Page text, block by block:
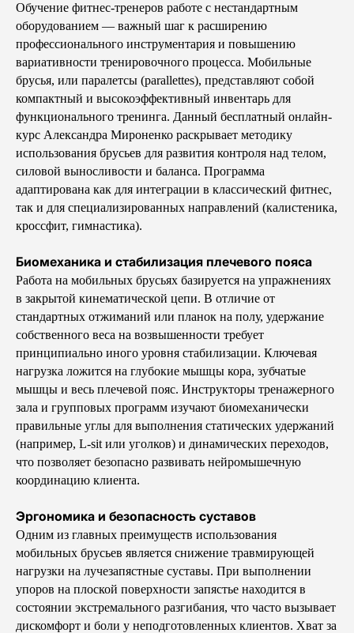
Обучение фитнес-тренеров работе с нестандартным
оборудованием — важный шаг к расширению
профессионального инструментария и повышению
вариативности тренировочного процесса. Мобильные
брусья, или паралетсы (parallettes), представляют собой
компактный и высокоэффективный инвентарь для
функционального тренинга. Данный бесплатный онлайн-
курс Александра Мироненко раскрывает методику
использования брусьев для развития контроля над телом,
силовой выносливости и баланса. Программа
адаптирована как для интеграции в классический фитнес,
так и для специализированных направлений (калистеника,
кроссфит, гимнастика).
Биомеханика и стабилизация плечевого пояса
Работа на мобильных брусьях базируется на упражнениях
в закрытой кинематической цепи. В отличие от
стандартных отжиманий или планок на полу, удержание
собственного веса на возвышенности требует
принципиально иного уровня стабилизации. Ключевая
нагрузка ложится на глубокие мышцы кора, зубчатые
мышцы и весь плечевой пояс. Инструкторы тренажерного
зала и групповых программ изучают биомеханически
правильные углы для выполнения статических удержаний
(например, L-sit или уголков) и динамических переходов,
что позволяет безопасно развивать нейромышечную
координацию клиента.
Эргономика и безопасность суставов
Одним из главных преимуществ использования
мобильных брусьев является снижение травмирующей
нагрузки на лучезапястные суставы. При выполнении
упоров на плоской поверхности запястье находится в
состоянии экстремального разгибания, что часто вызывает
дискомфорт и боли у неподготовленных клиентов. Хват за